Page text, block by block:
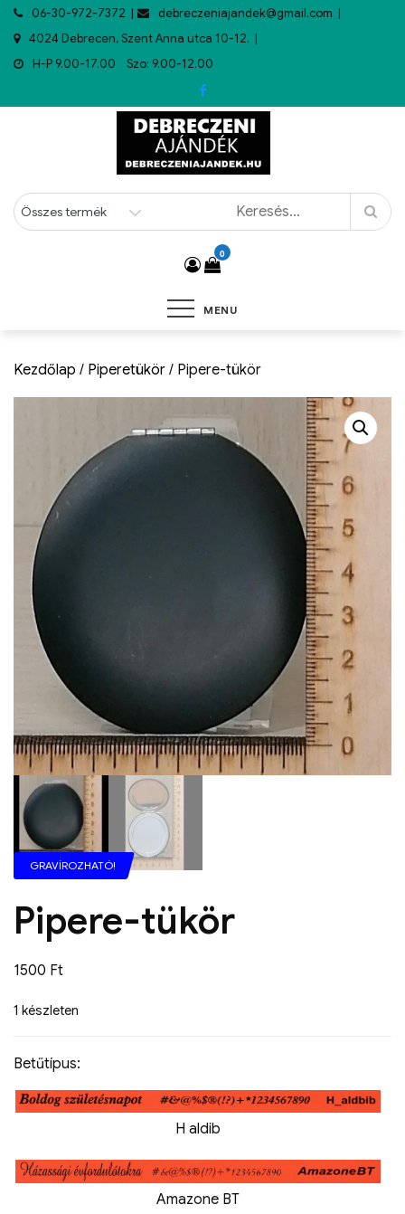
06-30-972-7372
debreczeniajandek@gmail.com
4024 Debrecen, Szent Anna utca 10-12.
H-P 9.00-17.00 Szo: 9.00-12.00
0
MENU
Kezdőlap / Piperetükör / Pipere-tükör
GRAVÍROZHATÓ!
Pipere-tükör
1500 Ft
1 készleten
Betűtípus:
H aldib
Amazone BT